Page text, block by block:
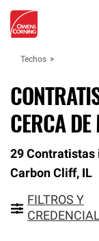
Techos
CERCA
29 Contratistas
Carbon Cliff, IL
FILTROS Y